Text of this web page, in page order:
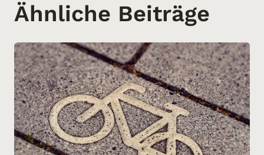
Ähnliche Beiträge